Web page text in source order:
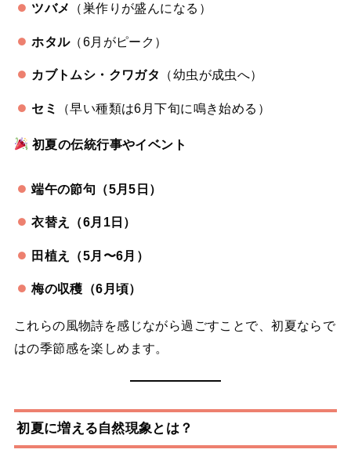
ツバメ （巣作りが盛んになる）
ホタル（6月がピーク）
カブトムシ・クワガタ （幼虫が成虫へ）
セミ （早い種類は6月下旬に鳴き始める）
初夏の伝統行事やイベント
端午の節句（5月5日）
衣替え（6月1日）
田植え（5月〜6月）
梅の収穫（6月頃）
これらの風物詩を感じながら過ごすことで、初夏ならで
はの季節感を楽しめます。
初夏に増える自然現象とは？